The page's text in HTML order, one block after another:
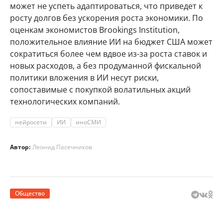
может не успеть адаптироваться, что приведет к
росту долгов без ускорения роста экономики. По
оценкам экономистов Brookings Institution,
положительное влияние ИИ на бюджет США может
сократиться более чем вдвое из-за роста ставок и
новых расходов, а без продуманной фискальной
политики вложения в ИИ несут риски,
сопоставимые с покупкой волатильных акций
технологических компаний.
нейросети ИИ иноСМИ
Автор: Леонид Пасечников
Общество